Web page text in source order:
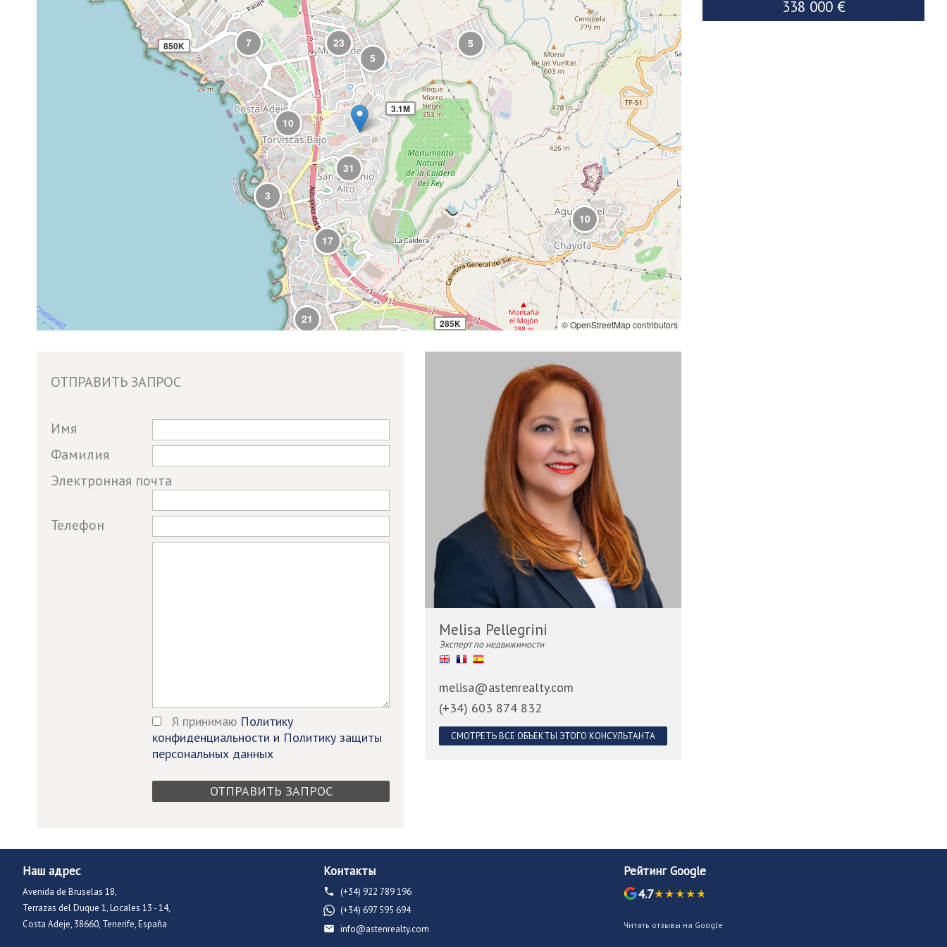
3.1M
850K
1.8M
3
5
5
285K
10
31
10
7
12
17
7
21
7 23
© OpenStreetMap contributors
ОТПРАВИТЬ ЗАПРОС
If you
are a
human,
ignore
field
Имя
Фамилия
Электронная почта
Телефон
Я принимаю Политику
конфиденциальности и Политику защиты
персональных данных
Melisa Pellegrini
Эксперт по недвижимости
melisa@astenrealty.com
(+34) 603 874 832
СМОТРЕТЬ ВСЕ ОБЪЕКТЫ ЭТОГО КОНСУЛЬТАНТА
338 000 €
Наш адрес
Avenida de Bruselas 18,
Terrazas del Duque 1, Locales 13 - 14,
Costa Adeje, 38660, Tenerife, España
Контакты
(+34) 922 789 196
(+34) 697 595 694
info@astenrealty.com
Рейтинг Google
4.7
Читать отзывы на Google